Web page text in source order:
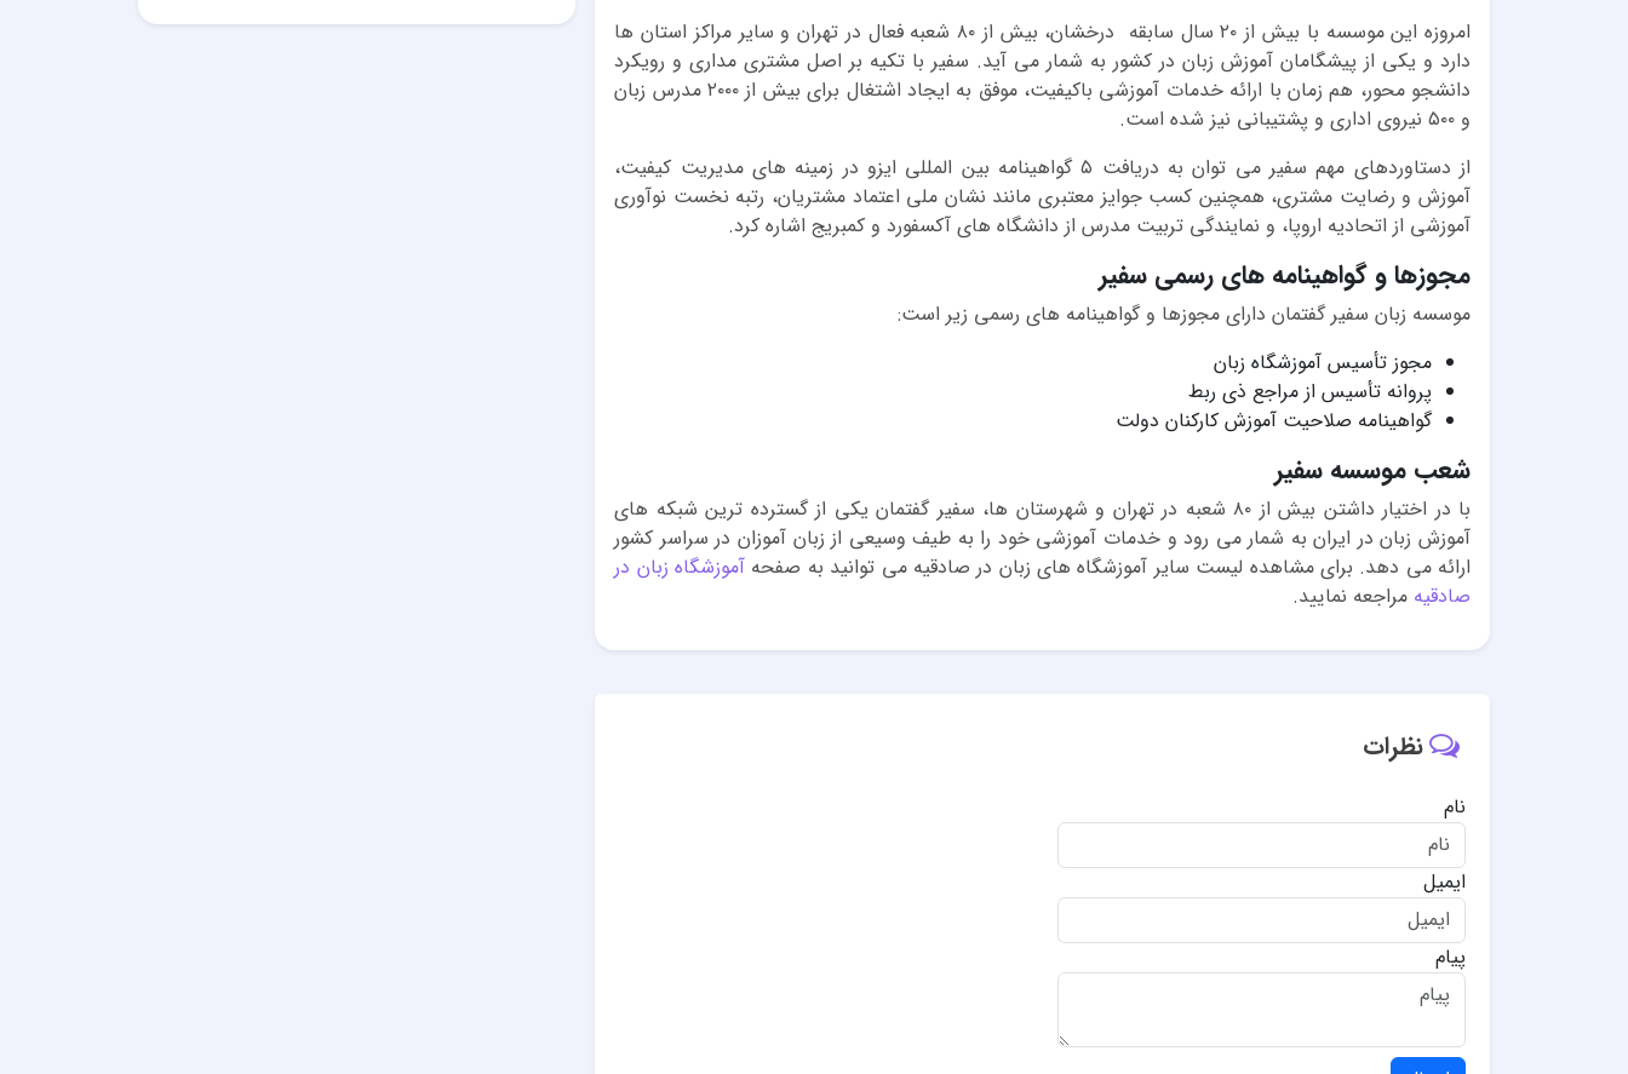
امروزه این موسسه با بیش از ۲۰ سال سابقه درخشان، بیش از ۸۰ شعبه فعال در تهران و سایر مراکز استان ها
دارد و یکی از پیشگامان آموزش زبان در کشور به شمار می آید. سفیر با تکیه بر اصل مشتری مداری و رویکرد
دانشجو محور، هم زمان با ارائه خدمات آموزشی باکیفیت، موفق به ایجاد اشتغال برای بیش از ۲۰۰۰ مدرس زبان
و ۵۰۰ نیروی اداری و پشتیبانی نیز شده است.
از دستاوردهای مهم سفیر می توان به دریافت ۵ گواهینامه بین المللی ایزو در زمینه های مدیریت کیفیت،
آموزش و رضایت مشتری، همچنین کسب جوایز معتبری مانند نشان ملی اعتماد مشتریان، رتبه نخست نوآوری
آموزشی از اتحادیه اروپا، و نمایندگی تربیت مدرس از دانشگاه های آکسفورد و کمبریج اشاره کرد.
مجوزها و گواهینامه های رسمی سفیر
موسسه زبان سفیر گفتمان دارای مجوزها و گواهینامه های رسمی زیر است:
مجوز تأسیس آموزشگاه زبان
پروانه تأسیس از مراجع ذی ربط
گواهینامه صلاحیت آموزش کارکنان دولت
شعب موسسه سفیر
با در اختیار داشتن بیش از ۸۰ شعبه در تهران و شهرستان ها، سفیر گفتمان یکی از گسترده ترین شبکه های
آموزش زبان در ایران به شمار می رود و خدمات آموزشی خود را به طیف وسیعی از زبان آموزان در سراسر کشور
ارائه می دهد. برای مشاهده لیست سایر آموزشگاه های زبان در صادقیه می توانید به صفحه آموزشگاه زبان در
صادقیه مراجعه نمایید.
نظرات
نام
ایمیل
پیام